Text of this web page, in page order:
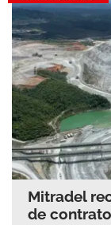
Mitradel
de